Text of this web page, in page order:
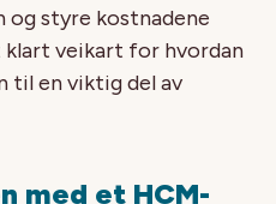
styre kostnadene
veikart for hvordan
til en viktig del av
med et HCM-